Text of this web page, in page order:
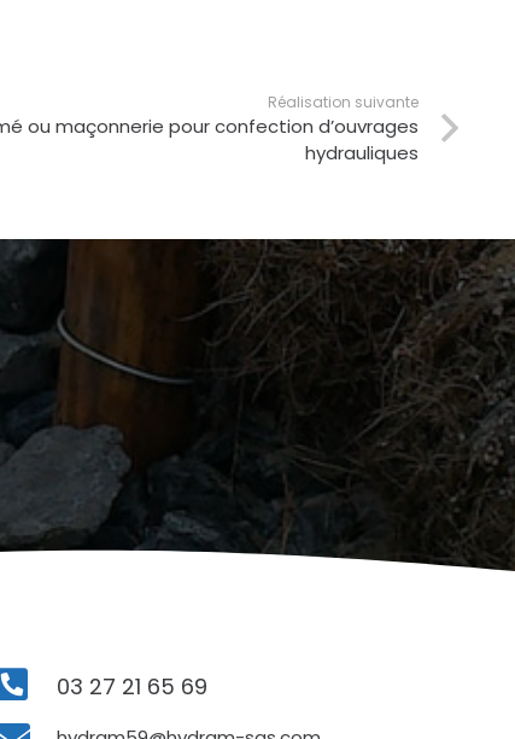
Réalisation suivante
ou maçonnerie pour confection d’ouvrages
hydrauliques
03 27 21 65 69